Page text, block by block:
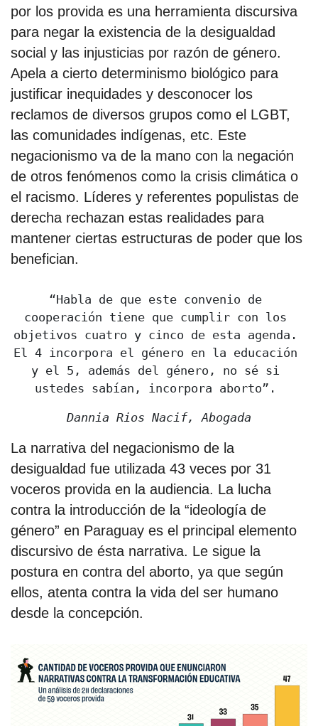
por los provida es una herramienta discursiva
para negar la existencia de la desigualdad
social y las injusticias por razón de género.
Apela a cierto determinismo biológico para
justificar inequidades y desconocer los
reclamos de diversos grupos como el LGBT,
las comunidades indígenas, etc. Este
negacionismo va de la mano con la negación
de otros fenómenos como la crisis climática o
el racismo. Líderes y referentes populistas de
derecha rechazan estas realidades para
mantener ciertas estructuras de poder que los
benefician.
“Habla de que este convenio de
cooperación tiene que cumplir con los
objetivos cuatro y cinco de esta agenda.
El 4 incorpora el género en la educación
y el 5, además del género, no sé si
ustedes sabían, incorpora aborto”.
Dannia Rios Nacif, Abogada
La narrativa del negacionismo de la
desigualdad fue utilizada 43 veces por 31
voceros provida en la audiencia. La lucha
contra la introducción de la “ideología de
género” en Paraguay es el principal elemento
discursivo de ésta narrativa. Le sigue la
postura en contra del aborto, ya que según
ellos, atenta contra la vida del ser humano
desde la concepción.